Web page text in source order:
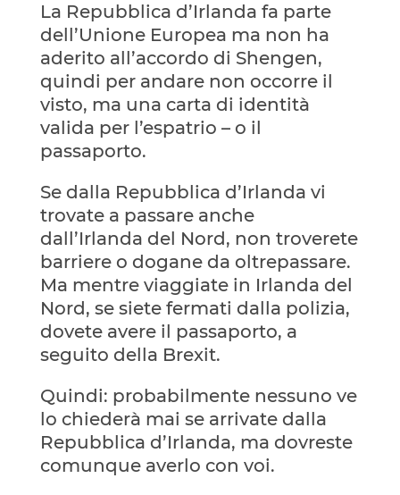
La Repubblica d’Irlanda fa parte
dell’Unione Europea ma non ha
aderito all’accordo di Shengen,
quindi per andare non occorre il
visto, ma una carta di identità
valida per l’espatrio – o il
passaporto.
Se dalla Repubblica d’Irlanda vi
trovate a passare anche
dall’Irlanda del Nord, non troverete
barriere o dogane da oltrepassare.
Ma mentre viaggiate in Irlanda del
Nord, se siete fermati dalla polizia,
dovete avere il passaporto, a
seguito della Brexit.
Quindi: probabilmente nessuno ve
lo chiederà mai se arrivate dalla
Repubblica d’Irlanda, ma dovreste
comunque averlo con voi.